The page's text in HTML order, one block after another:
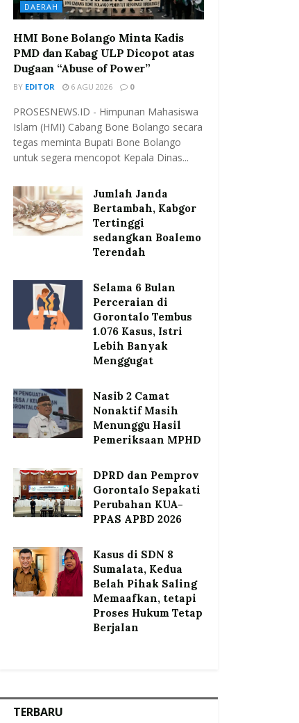
DAERAH
HMI Bone Bolango Minta Kadis
PMD dan Kabag ULP Dicopot atas
Dugaan “Abuse of Power”
BY EDITOR 6 AGU 2026 0
PROSESNEWS.ID - Himpunan Mahasiswa
Islam (HMI) Cabang Bone Bolango secara
tegas meminta Bupati Bone Bolango
untuk segera mencopot Kepala Dinas...
Jumlah Janda
Bertambah, Kabgor
Tertinggi
sedangkan Boalemo
Terendah
Selama 6 Bulan
Perceraian di
Gorontalo Tembus
1.076 Kasus, Istri
Lebih Banyak
Menggugat
Nasib 2 Camat
Nonaktif Masih
Menunggu Hasil
Pemeriksaan MPHD
DPRD dan Pemprov
Gorontalo Sepakati
Perubahan KUA-
PPAS APBD 2026
Kasus di SDN 8
Sumalata, Kedua
Belah Pihak Saling
Memaafkan, tetapi
Proses Hukum Tetap
Berjalan
TERBARU